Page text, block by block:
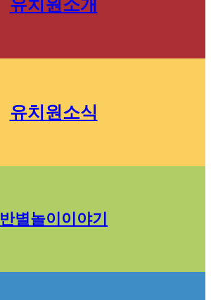
유치원소개
유치원소식
반별놀이이야기